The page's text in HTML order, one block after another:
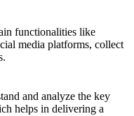
functionalities like
media platforms, collect
and analyze the key
helps in delivering a